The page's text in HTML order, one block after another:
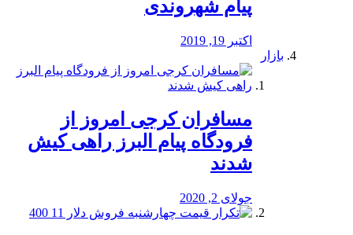
پیام شهروندی
اکتبر 19, 2019
بازار
مسافران کرجی امروز از
فرودگاه پیام البرز راهی کیش
شدند
جولای 2, 2020